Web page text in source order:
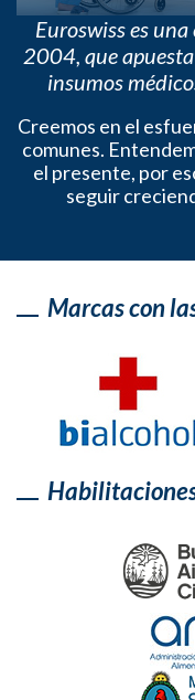
Euroswiss es
2004, que
insumos
Creemos en el
comunes.
el presente, por
seguir
Marcas con